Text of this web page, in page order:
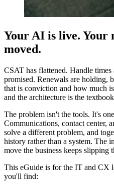
Your AI is live. Your
moved.
CSAT has flattened. Handle
promised. Renewals are holding,
that is conviction and how much
and the architecture is the
The problem isn't the tools. It's
Communications, contact center,
solve a different problem, and
history rather than a system. The
move the business keeps slipping
This eGuide is for the IT and CX
you'll find: